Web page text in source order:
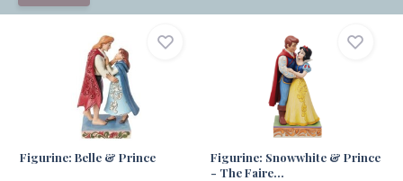
Figurine: Belle & Prince
Figurine: Snowwhite & Prince
- The Faire...